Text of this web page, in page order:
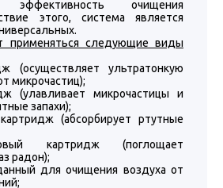
эффективность очищения
этого, система является
применяться следующие виды
(осуществляет ультратонкую
микрочастиц);
(улавливает микрочастицы и
запахи);
(абсорбирует ртутные
картридж (поглощает
радон);
для очищения воздуха от